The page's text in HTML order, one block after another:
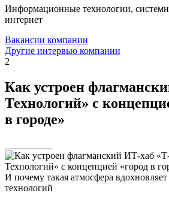
Информационные технологии,
интернет
Вакансии компании
Другие интервью компании
2
Как устроен
Технологий» с
в городе»
И почему такая атмосфера
технологий